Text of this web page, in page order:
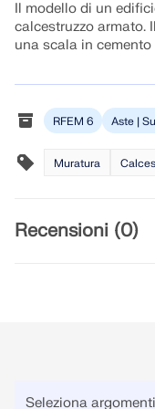
RWIND
Software CFD per
RICEVI
OTTIENI
COLLEGARSI
ingegneria e
Il modello di un
calcestruzzo armato.
una scala in cemento
RFEM 6 Aste |
Muratura
Recensioni (0)